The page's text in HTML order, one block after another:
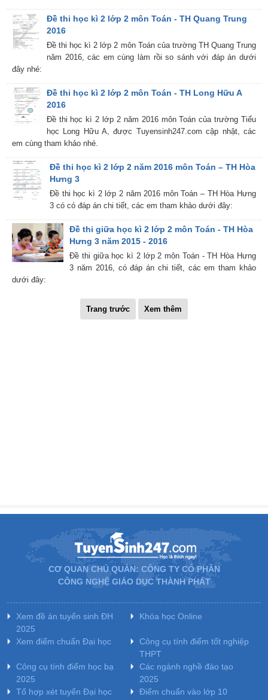
Đề thi học kì 2 lớp 2 môn Toán - TH Quang Trung
2016
Đề thi học kì 2 lớp 2 môn Toán của trường TH Quang Trung
năm 2016, các em cùng làm rồi so sánh với đáp án dưới
đây nhé:
Đề thi học kì 2 lớp 2 môn Toán - TH Long Hữu A
2016
Đề thi học kì 2 lớp 2 năm 2016 môn Toán của trường Tiểu
học Long Hữu A, được Tuyensinh247.com cập nhật, các
em cùng tham khảo nhé.
Đề thi học kì 2 lớp 2 năm 2016 môn Toán – TH Hòa
Hưng 3
Đề thi học kì 2 lớp 2 năm 2016 môn Toán – TH Hòa Hưng
3 có có đáp án chi tiết, các em tham khảo dưới đây:
Đề thi giữa học kì 2 lớp 2 môn Toán - TH Hòa
Hưng 3 năm 2015 - 2016
Đề thi giữa học kì 2 lớp 2 môn Toán - TH Hòa Hưng
3 năm 2016, có đáp án chi tiết, các em tham khảo
dưới đây:
Trang trước Xem thêm
CƠ QUAN CHỦ QUẢN: CÔNG TY CỔ PHẦN
CÔNG NGHỆ GIÁO DỤC THÀNH PHÁT
Xem đề án tuyển sinh ĐH
2025
Khóa học Online
Xem điểm chuẩn Đại học
Công cụ tính điểm tốt nghiệp
THPT
Công cụ tính điểm học bạ
2025
Các ngành nghề đào tạo
2025
Tổ hợp xét tuyển Đại học
Điểm chuẩn vào lớp 10